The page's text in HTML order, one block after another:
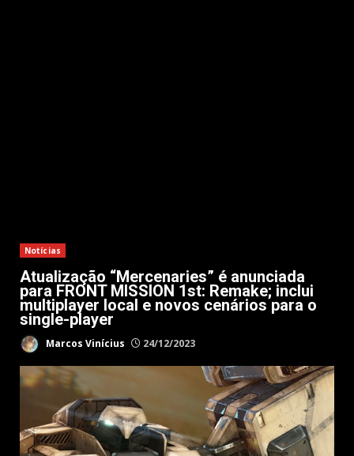
Notícias
Atualização “Mercenaries” é anunciada
para FRONT MISSION 1st: Remake; inclui
multiplayer local e novos cenários para o
single-player
Marcos Vinícius 24/12/2023